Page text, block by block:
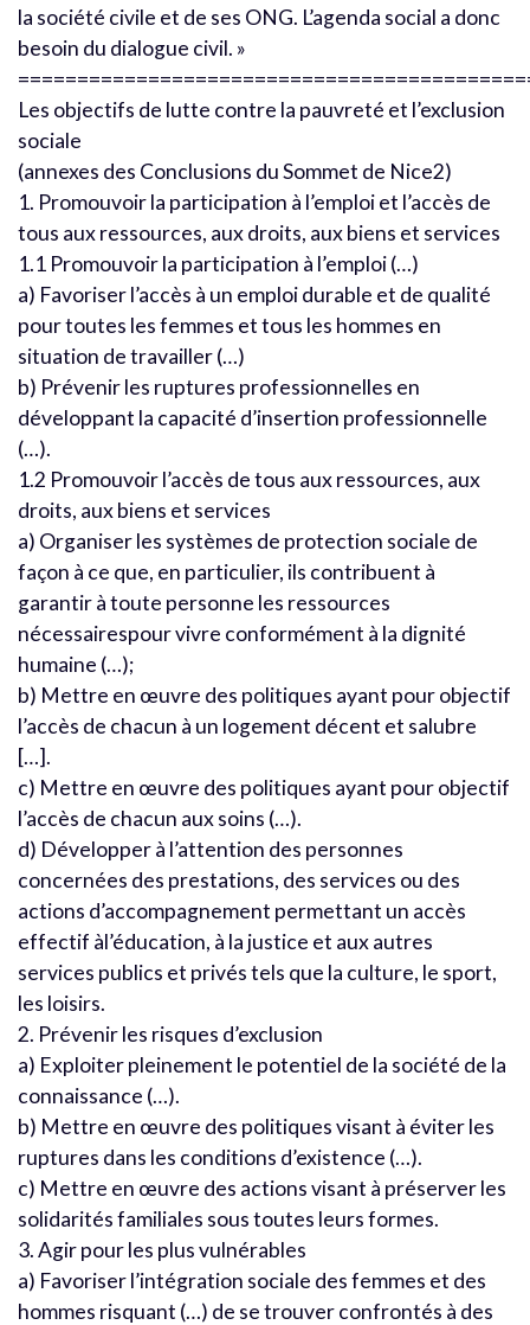
la société civile et de ses ONG. L’agenda social a donc
besoin du dialogue civil. »
Les objectifs de lutte contre la pauvreté et l’exclusion
sociale
(annexes des Conclusions du Sommet de Nice2)
1. Promouvoir la participation à l’emploi et l’accès de
tous aux ressources, aux droits, aux biens et services
1.1 Promouvoir la participation à l’emploi (…)
a) Favoriser l’accès à un emploi durable et de qualité
pour toutes les femmes et tous les hommes en
situation de travailler (…)
b) Prévenir les ruptures professionnelles en
développant la capacité d’insertion professionnelle
(…).
1.2 Promouvoir l’accès de tous aux ressources, aux
droits, aux biens et services
a) Organiser les systèmes de protection sociale de
façon à ce que, en particulier, ils contribuent à
garantir à toute personne les ressources
nécessairespour vivre conformément à la dignité
humaine (…);
b) Mettre en œuvre des politiques ayant pour objectif
l’accès de chacun à un logement décent et salubre
[…].
c) Mettre en œuvre des politiques ayant pour objectif
l’accès de chacun aux soins (…).
d) Développer à l’attention des personnes
concernées des prestations, des services ou des
actions d’accompagnement permettant un accès
effectif àl’éducation, à la justice et aux autres
services publics et privés tels que la culture, le sport,
les loisirs.
2. Prévenir les risques d’exclusion
a) Exploiter pleinement le potentiel de la société de la
connaissance (…).
b) Mettre en œuvre des politiques visant à éviter les
ruptures dans les conditions d’existence (…).
c) Mettre en œuvre des actions visant à préserver les
solidarités familiales sous toutes leurs formes.
3. Agir pour les plus vulnérables
a) Favoriser l’intégration sociale des femmes et des
hommes risquant (…) de se trouver confrontés à des